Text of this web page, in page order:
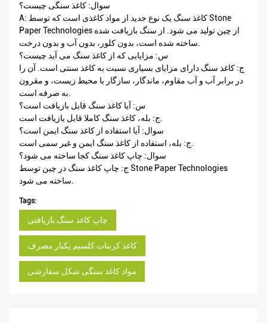
سوال: کاغذ سنگی چیست؟
A: کاغذ سنگ یک نوع جدید از مواد کاغذی است که توسط Stone
Paper Technologies از چین تولید می شود. از سنگ بازیافت شده
ساخته شده است، بدون کلور، بدون آب و بدون درخت.
س: مزایایی که از کاغذ سنگ می آید چیست؟
ج: کاغذ سنگ دارای مزایای بسیاری نسبت به کاغذ سنتی است. آن را
در برابر آب و آب مقاوم، ماندگار، سازگار با محیط زیست، و مقرون
به صرفه است.
س: آیا کاغذ سنگ قابل بازیافت است؟
ج: بله، کاغذ سنگ کاملا قابل بازیافت است.
سوال: آیا استفاده از کاغذ سنگ ایمن است؟
ج: بله، استفاده از کاغذ سنگ ایمن و غیر سمی است.
سوال: چاپ کاغذ سنگ کجا ساخته می شود؟
ج: چاپ کاغذ سنگ در چین توسط Stone Paper Technologies
ساخته می شود.
Tags:
چاپ کاغذ سنگ بازیافتی
کاغذ کربنات کلسیم یکبار مصرف
مواد کاغذ سنگی شکل سفارشی